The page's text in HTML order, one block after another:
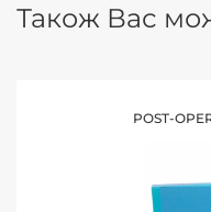
Також Вас
POST-